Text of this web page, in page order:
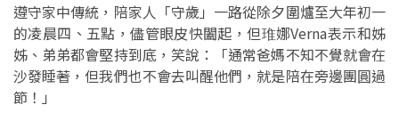
遵守家中傳統，陪家人「守歲」一路從除夕圍爐至大年初一
的凌晨四、五點，儘管眼皮快闔起，但琟娜Verna表示和姊
姊、弟弟都會堅持到底，笑說：「通常爸媽不知不覺就會在
沙發睡著，但我們也不會去叫醒他們，就是陪在旁邊團圓過
節！」